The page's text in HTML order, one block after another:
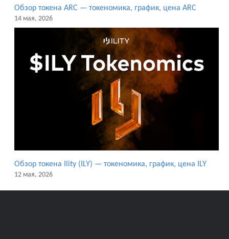
Обзор токена ARC — токеномика, график, цена ARC
14 мая, 2026
Обзор токена Ility (ILY) — токеномика, график, цена ILY
12 мая, 2026